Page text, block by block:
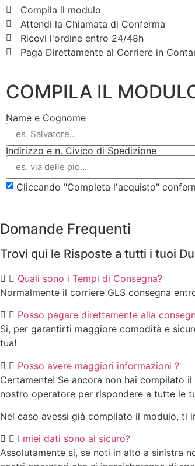
Compila il modulo
Attendi la Chiamata di Conferma
Ricevi l'ordine entro 24/48h
Paga Direttamente al Corriere in
COMPILA IL
Name e Cognome
Indirizzo e n. Civico di Spedizione
Cliccando "Completa l'acquisto"
Domande Frequenti
Trovi qui le Risposte a tutti i tuoi
Quali sono i Tempi di Consegna?
Normalmente il corriere GLS consegna
Posso pagare direttamente alla
Si, per garantirti maggiore comodità e
tua!
Posso avere maggiori informazioni ?
Certamente! Se ancora non hai compilato
nostro operatore per rispondere a tutte le
Nel caso avessi già compilato il modulo, ti
I miei dati sono al sicuro?
Assolutamente si, se noti in alto a sinistra